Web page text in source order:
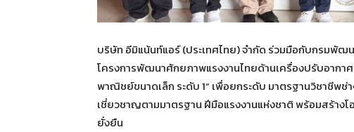
บริษัท อีมิแน้นท์แอร์ (ประเทศไทย) จำกัด ร่วมมือกับกรมพัฒ
โครงการพัฒนาศักยภาพแรงงานไทยด้านเครื่องปรับอากา
พาณิชย์ขนาดเล็ก ระดับ 1” เพื่อยกระดับ มาตรฐานวิชาชีพช่
เชี่ยวชาญตามมาตรฐาน ฝีมือแรงงานแห่งชาติ พร้อมสร้างโ
ยั่งยืน